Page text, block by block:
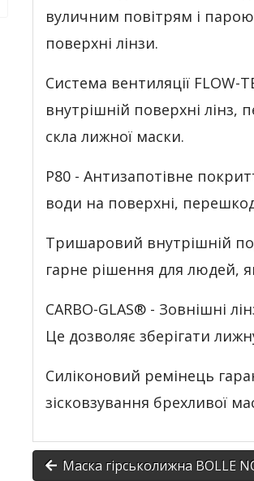
вуличним повітрям і
поверхні лінзи.
Система вентиляції
внутрішній поверхні лінз,
скла лижної маски.
P80 - Антизапотівне
води на поверхні,
Тришаровий внутрішній
гарне рішення для людей,
CARBO-GLAS® - Зовнішні
Це дозволяє зберігати
Силіконовий ремінець
зісковзування брехливої
Маска гірськолижна BOLLE